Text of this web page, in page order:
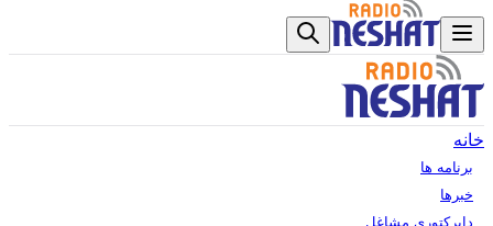
خانه
برنامه ها
خبرها
دایرکتوری مشاغل